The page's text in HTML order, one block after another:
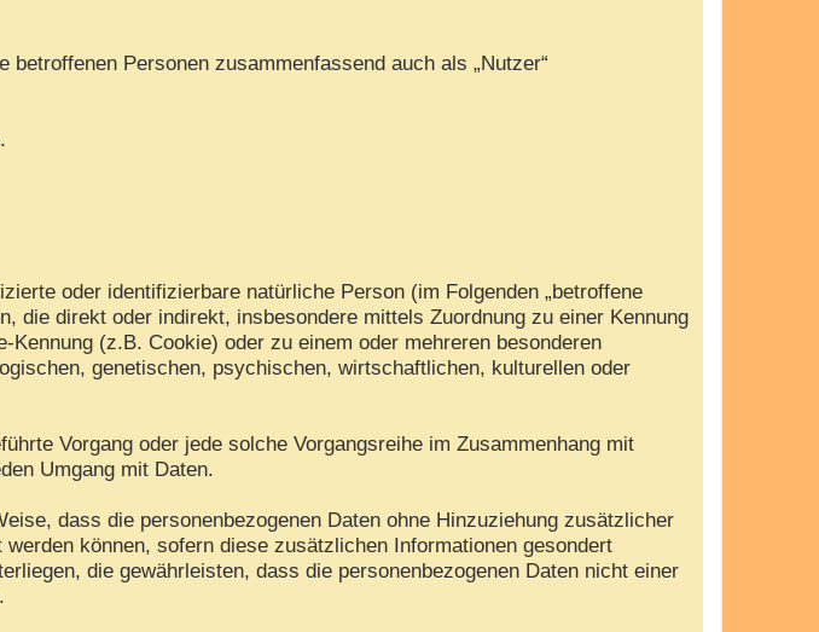
Personen zusammenfassend auch als „Nutzer“
oder identifizierbare natürliche Person (im Folgenden „betroffene
die direkt oder indirekt, insbesondere mittels Zuordnung zu einer Kennung
(z.B. Cookie) oder zu einem oder mehreren besonderen
genetischen, psychischen, wirtschaftlichen, kulturellen oder
Vorgang oder jede solche Vorgangsreihe im Zusammenhang mit
Umgang mit Daten.
dass die personenbezogenen Daten ohne Hinzuziehung zusätzlicher
können, sofern diese zusätzlichen Informationen gesondert
die gewährleisten, dass die personenbezogenen Daten nicht einer